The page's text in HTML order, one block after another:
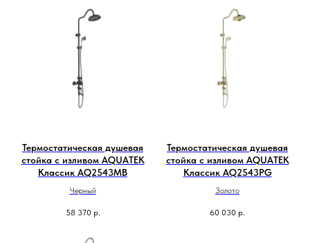
Термостатическая душевая
стойка с изливом AQUATEK
Классик AQ2543MB
Черный
58 370 р.
Термостатическая душевая
стойка с изливом AQUATEK
Классик AQ2543PG
Золото
60 030 р.